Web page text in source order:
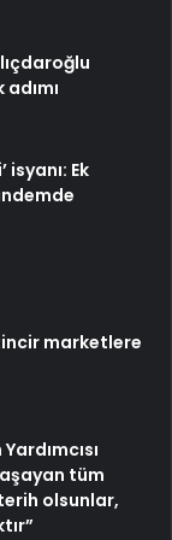
Ek
marketlere
tüm
olsunlar,